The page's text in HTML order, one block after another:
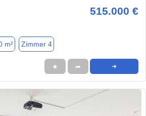
515.000 €
m² Zimmer 4
★ ➦ ➜